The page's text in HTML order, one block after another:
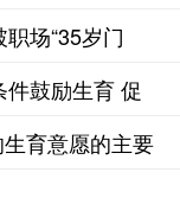
场“35岁门
鼓励生育 促
育意愿的主要